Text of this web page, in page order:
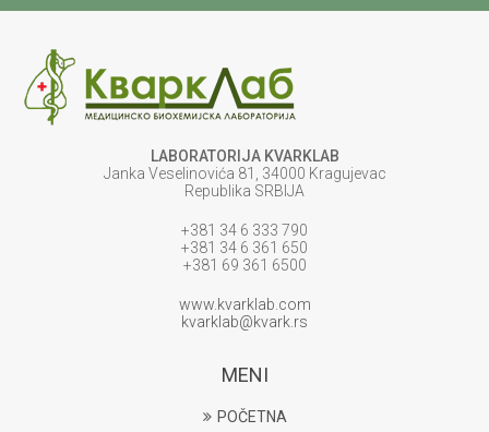
LABORATORIJA KVARKLAB
Janka Veselinovića 81, 34000 Kragujevac
Republika SRBIJA
+381 34 6 333 790
+381 34 6 361 650
+381 69 361 6500
www.kvarklab.com
kvarklab@kvark.rs
MENI
POČETNA